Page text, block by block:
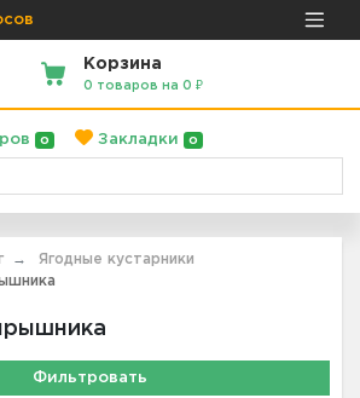
Корзина
0 товаров на 0 ₽
0 Закладки 0
Ягодные кустарники
Фильтровать